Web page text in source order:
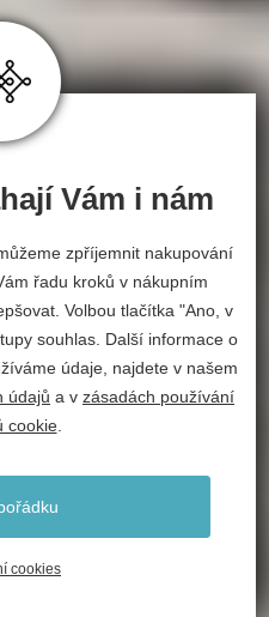
Vám i nám
zpříjemnit nakupování
řadu kroků v nákupním
Volbou tlačítka "Ano, v
souhlas. Další informace o
údaje, najdete v našem
údajů a v zásadách používání
cookie.
cookies